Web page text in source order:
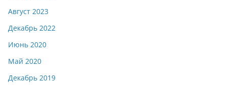
Август 2023
Декабрь 2022
Июнь 2020
Май 2020
Декабрь 2019